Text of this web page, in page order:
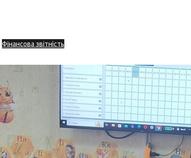
Фінансова звітність